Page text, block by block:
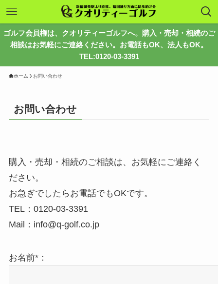
ゴルフ会員権は、クオリティーゴルフへ。購入・売却・相続のご
相談はお気軽にご連絡ください。お電話もOK、法人もOK。
TEL:0120-03-3391
ホーム お問い合わせ
お問い合わせ
購入・売却・相続のご相談は、お気軽にご連絡く
ださい。
お急ぎでしたらお電話でもOKです。
TEL：0120-03-3391
Mail：info@q-golf.co.jp
お名前*：